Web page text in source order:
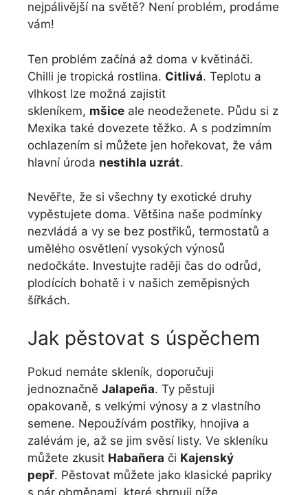
nejpálivější na světě? Není problém, prodáme
vám!
Ten problém začíná až doma v květináči.
Chilli je tropická rostlina. Citlivá. Teplotu a
vlhkost lze možná zajistit
skleníkem, mšice ale neodeženete. Půdu si z
Mexika také dovezete těžko. A s podzimním
ochlazením si můžete jen hořekovat, že vám
hlavní úroda nestihla uzrát.
Nevěřte, že si všechny ty exotické druhy
vypěstujete doma. Většina naše podmínky
nezvládá a vy se bez postřiků, termostatů a
umělého osvětlení vysokých výnosů
nedočkáte. Investujte raději čas do odrůd,
plodících bohatě i v našich zeměpisných
šířkách.
Jak pěstovat s úspěchem
Pokud nemáte skleník, doporučuji
jednoznačně Jalapeña. Ty pěstuji
opakovaně, s velkými výnosy a z vlastního
semene. Nepoužívám postřiky, hnojiva a
zalévám je, až se jim svěsí listy. Ve skleníku
můžete zkusit Habañera či Kajenský
pepř. Pěstovat můžete jako klasické papriky
s pár obměnami, které shrnuji níže.